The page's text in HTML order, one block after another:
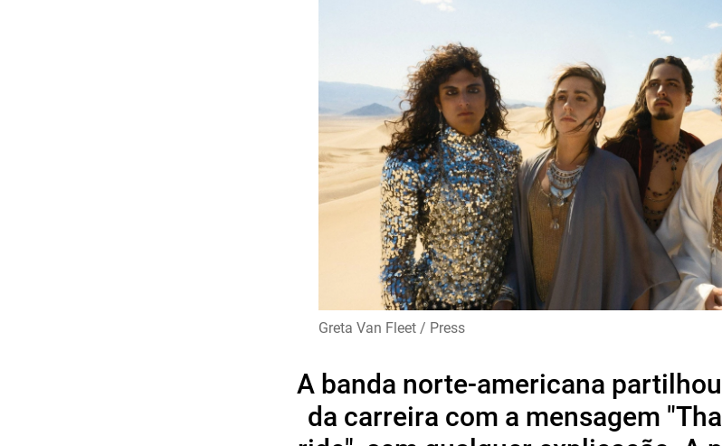
Greta Van Fleet / Press
A banda norte-americana
da carreira com a mensagem